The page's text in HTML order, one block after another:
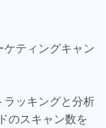
ティングキャン
ッキングと分析
のスキャン数を